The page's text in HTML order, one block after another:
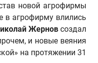
новой агрофирмы
в агрофирму влились
Жернов создал
и новые веяния
на протяжении 31